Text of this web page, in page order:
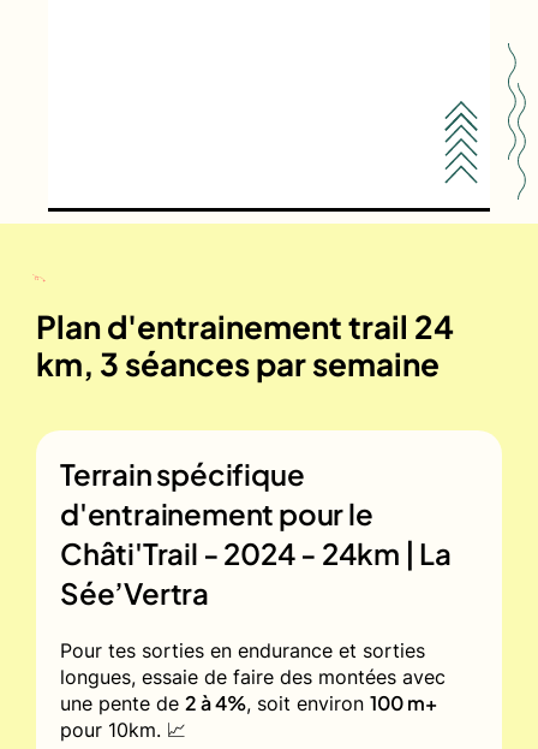
Plan d'entrainement trail 24
km, 3 séances par semaine
Terrain spécifique
d'entrainement pour le
Châti'Trail - 2024 - 24km | La
Sée’Vertra
Pour tes sorties en endurance et sorties
longues, essaie de faire des montées avec
une pente de 2 à 4%, soit environ 100 m+
pour 10km. 📈